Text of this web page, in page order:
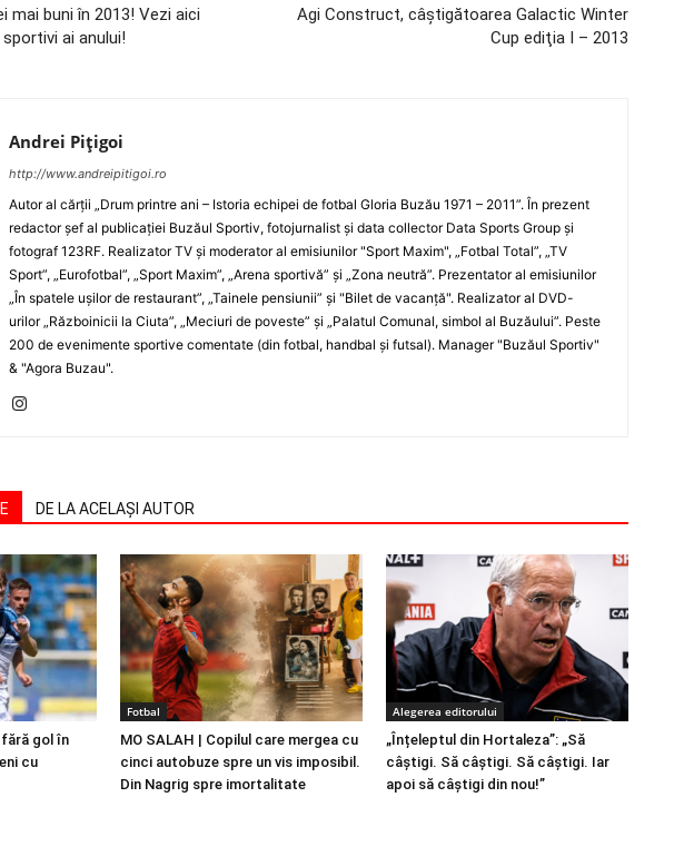
mai buni în 2013! Vezi aici
ai anului!
Agi Construct, câştigătoarea Galactic Winter
Cup ediţia I – 2013
Andrei Pițigoi
http://www.andreipitigoi.ro
Autor al cărţii „Drum printre ani – Istoria echipei de fotbal Gloria Buzău 1971 – 2011”. În prezent
redactor şef al publicaţiei Buzăul Sportiv, fotojurnalist şi data collector Data Sports Group şi
fotograf 123RF. Realizator TV şi moderator al emisiunilor "Sport Maxim", „Fotbal Total”, „TV
Sport”, „Eurofotbal”, „Sport Maxim”, „Arena sportivă” şi „Zona neutră”. Prezentator al emisiunilor
„În spatele uşilor de restaurant”, „Tainele pensiunii” şi "Bilet de vacanţă". Realizator al DVD-
urilor „Războinicii la Ciuta”, „Meciuri de poveste” şi „Palatul Comunal, simbol al Buzăului”. Peste
200 de evenimente sportive comentate (din fotbal, handbal şi futsal). Manager "Buzăul Sportiv"
& "Agora Buzau".
DE LA ACELAȘI AUTOR
fără gol în
cu
Fotbal
MO SALAH | Copilul care mergea cu
cinci autobuze spre un vis imposibil.
Din Nagrig spre imortalitate
Alegerea editorului
„Înțeleptul din Hortaleza”: „Să
câștigi. Să câștigi. Să câștigi. Iar
apoi să câștigi din nou!”